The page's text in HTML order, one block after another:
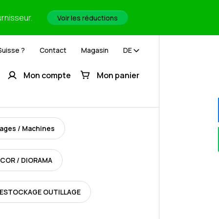
Voir les réductions
? Contact Magasin DE
Mon compte Mon panier
/ Machines
/ DIORAMA
OUTILLAGE